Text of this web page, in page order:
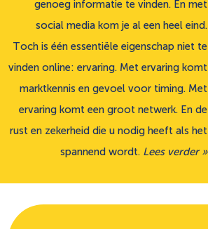
genoeg informatie te vinden. En met
social media kom je al een heel eind.
Toch is één essentiële eigenschap niet te
vinden online: ervaring. Met ervaring komt
marktkennis en gevoel voor timing. Met
ervaring komt een groot netwerk. En de
rust en zekerheid die u nodig heeft als het
spannend wordt. Lees verder »